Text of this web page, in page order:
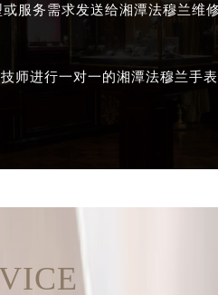
服务需求发送给湘潭法穆兰维
师进行一对一的湘潭法穆兰手表